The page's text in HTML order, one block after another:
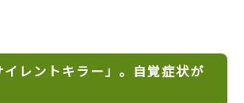
レントキラー」。自覚症状が